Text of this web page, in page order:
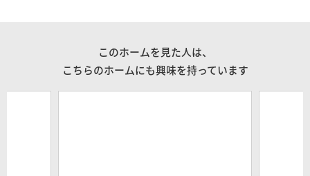
このホームを見た人は、
こちらのホームにも興味を持っています